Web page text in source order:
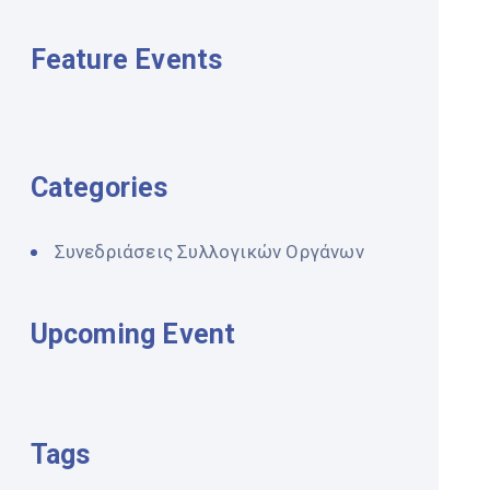
Feature Events
Categories
Συνεδριάσεις Συλλογικών Οργάνων
Upcoming Event
Tags